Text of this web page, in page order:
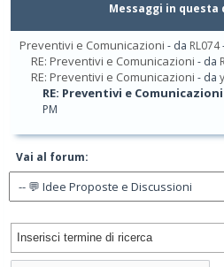
Messaggi in questa
Preventivi e Comunicazioni - da RL074
RE: Preventivi e Comunicazioni - da
RE: Preventivi e Comunicazioni - da
RE: Preventivi e Comunicazioni
PM
Vai al forum: